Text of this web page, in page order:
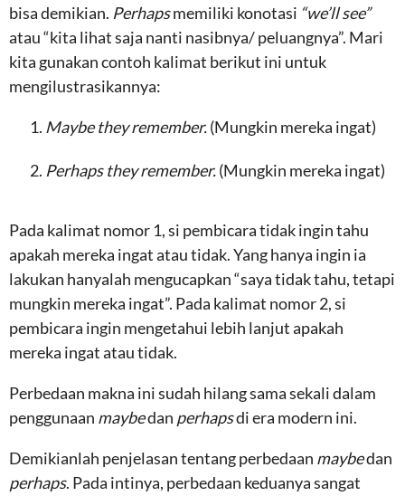
bisa demikian. Perhapsmemiliki konotasi “we’ll see”
atau “kita lihat saja nanti nasibnya/ peluangnya”. Mari
kita gunakan contoh kalimat berikut ini untuk
mengilustrasikannya:
Maybe they remember.(Mungkin mereka ingat)
Perhaps they remember.(Mungkin mereka ingat)
Pada kalimat nomor 1, si pembicara tidak ingin tahu
apakah mereka ingat atau tidak. Yang hanya ingin ia
lakukan hanyalah mengucapkan “saya tidak tahu, tetapi
mungkin mereka ingat”. Pada kalimat nomor 2, si
pembicara ingin mengetahui lebih lanjut apakah
mereka ingat atau tidak.
Perbedaan makna ini sudah hilang sama sekali dalam
penggunaan maybedan perhapsdi era modern ini.
Demikianlah penjelasan tentang perbedaan maybedan
perhaps. Pada intinya, perbedaan keduanya sangat